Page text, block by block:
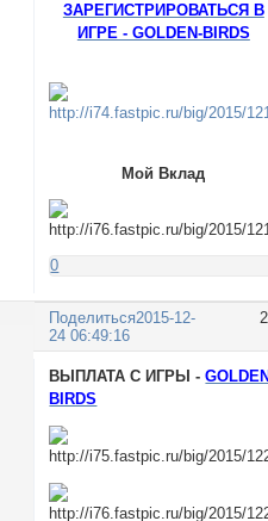
ЗАРЕГИСТРИРОВАТЬСЯ В
ИГРЕ - GOLDEN-BIRDS
Мой Вклад
0
Поделиться2015-12-
24 06:49:16
ВЫПЛАТА С ИГРЫ -
BIRDS